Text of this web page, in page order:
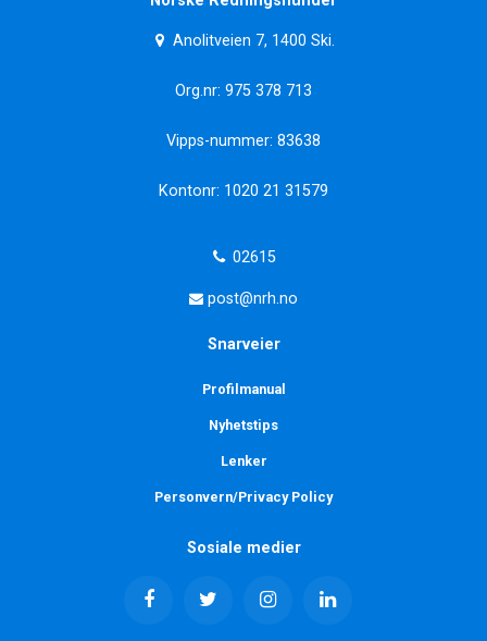
Anolitveien 7, 1400 Ski.
Org.nr: 975 378 713
Vipps-nummer: 83638
Kontonr: 1020 21 31579
02615
post@nrh.no
Snarveier
Profilmanual
Nyhetstips
Lenker
Personvern/Privacy Policy
Sosiale medier